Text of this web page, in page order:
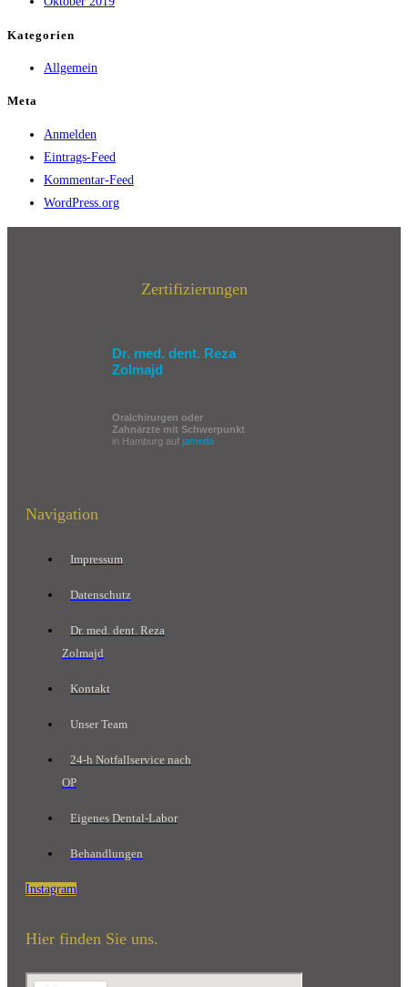
Kategorien
Allgemein
Meta
Anmelden
Eintrags-Feed
Kommentar-Feed
WordPress.org
Zertifizierungen
Dr. med. dent. Reza
Zolmajd
Oralchirurgen oder
Zahnärzte mit Schwerpunkt
in Hamburg auf jameda
Navigation
Impressum
Datenschutz
Dr. med. dent. Reza
Zolmajd
Kontakt
Unser Team
24-h Notfallservice nach
OP
Eigenes Dental-Labor
Behandlungen
Instagram
Hier finden Sie uns.